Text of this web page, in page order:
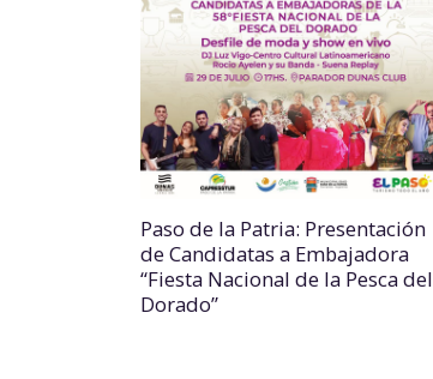
Paso de la Patria: Presentación
de Candidatas a Embajadora
“Fiesta Nacional de la Pesca del
Dorado”